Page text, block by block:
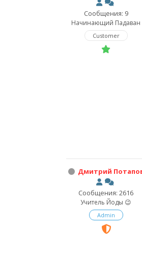
Сообщения: 9
Начинающий Падаван
Customer
Дмитрий
Сообщения: 2616
Учитель Йоды 😉
Admin